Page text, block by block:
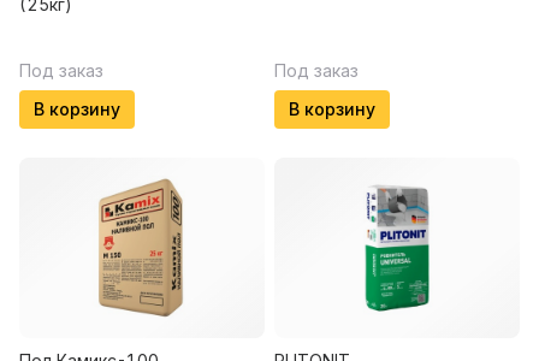
(25кг)
Под заказ
В корзину
Под заказ
В корзину